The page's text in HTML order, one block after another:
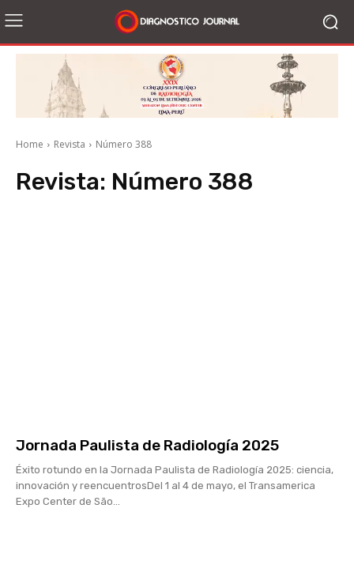
Home Revista Número 388
Revista: Número 388
Jornada Paulista de Radiología 2025
Éxito rotundo en la Jornada Paulista de Radiología 2025: ciencia,
innovación y reencuentrosDel 1 al 4 de mayo, el Transamerica
Expo Center de São...